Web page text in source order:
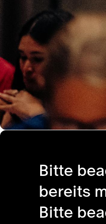
Bitte
bereits
Bitte